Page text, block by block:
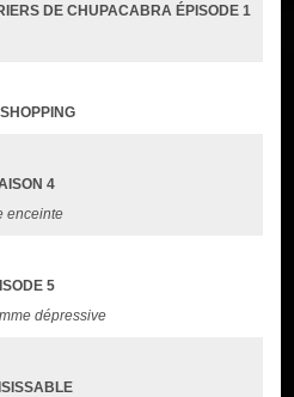
DE CHUPACABRA ÉPISODE 1
4
enceinte
5
dépressive